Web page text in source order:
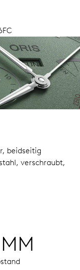
beidseitig
verschraubt,